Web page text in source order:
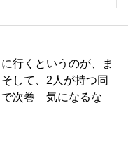
行くというのが、ま
して、2人が持つ同
で次巻 気になるな